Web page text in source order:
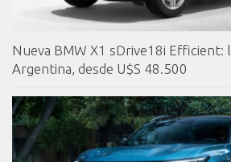
Nueva BMW X1 sDrive18i Efficient:
Argentina, desde U$S 48.500